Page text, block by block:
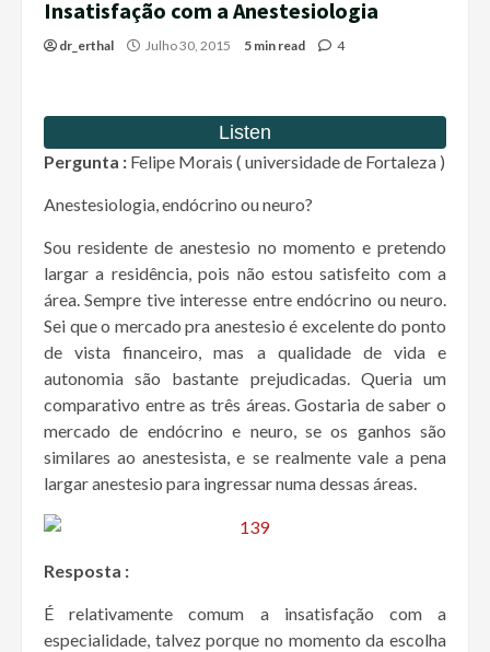
Insatisfação com a Anestesiologia
dr_erthal Julho 30, 2015 5 min read 4
Pergunta : Felipe Morais ( universidade de Fortaleza )
Anestesiologia, endócrino ou neuro?
Sou residente de anestesio no momento e pretendo
largar a residência, pois não estou satisfeito com a
área. Sempre tive interesse entre endócrino ou neuro.
Sei que o mercado pra anestesio é excelente do ponto
de vista financeiro, mas a qualidade de vida e
autonomia são bastante prejudicadas. Queria um
comparativo entre as três áreas. Gostaria de saber o
mercado de endócrino e neuro, se os ganhos são
similares ao anestesista, e se realmente vale a pena
largar anestesio para ingressar numa dessas áreas.
Resposta :
É relativamente comum a insatisfação com a
especialidade, talvez porque no momento da escolha